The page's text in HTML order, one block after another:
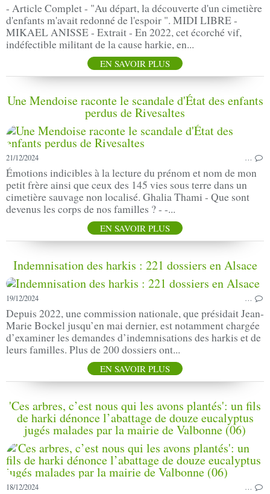
- Article Complet - "Au départ, la découverte d'un cimetière
d'enfants m'avait redonné de l'espoir ". MIDI LIBRE -
MIKAEL ANISSE - Extrait - En 2022, cet écorché vif,
indéfectible militant de la cause harkie, en...
EN SAVOIR PLUS
Une Mendoise raconte le scandale d'État des enfants
perdus de Rivesaltes
21/12/2024 …
Émotions indicibles à la lecture du prénom et nom de mon
petit frère ainsi que ceux des 145 vies sous terre dans un
cimetière sauvage non localisé. Ghalia Thami - Que sont
devenus les corps de nos familles ? - -...
EN SAVOIR PLUS
Indemnisation des harkis : 221 dossiers en Alsace
19/12/2024 …
Depuis 2022, une commission nationale, que présidait Jean-
Marie Bockel jusqu’en mai dernier, est notamment chargée
d’examiner les demandes d’indemnisations des harkis et de
leurs familles. Plus de 200 dossiers ont...
EN SAVOIR PLUS
'Ces arbres, c’est nous qui les avons plantés': un fils
de harki dénonce l’abattage de douze eucalyptus
jugés malades par la mairie de Valbonne (06)
18/12/2024 …